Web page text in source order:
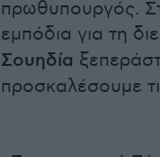
πρωθυπουργός.
εμπόδια για τη
Σουηδία
προσκαλέσουμε